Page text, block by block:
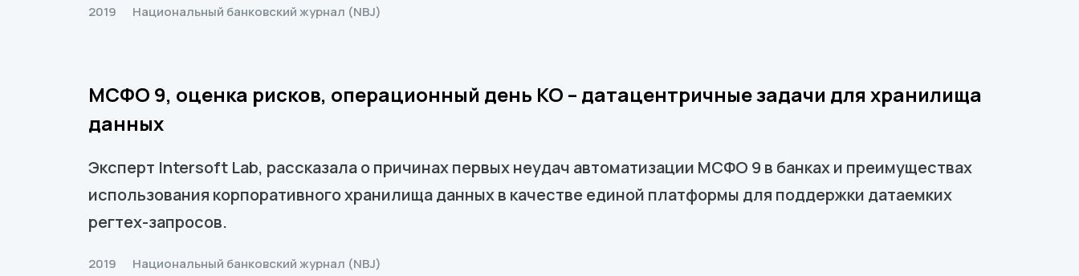
2019 Национальный банковский журнал (NBJ)
МСФО 9, оценка рисков, операционный день КО – датацентричные задачи для хранилища
данных
Эксперт Intersoft Lab, рассказала о причинах первых неудач автоматизации МСФО 9 в банках и преимуществах
использования корпоративного хранилища данных в качестве единой платформы для поддержки датаемких
регтех-запросов.
2019 Национальный банковский журнал (NBJ)